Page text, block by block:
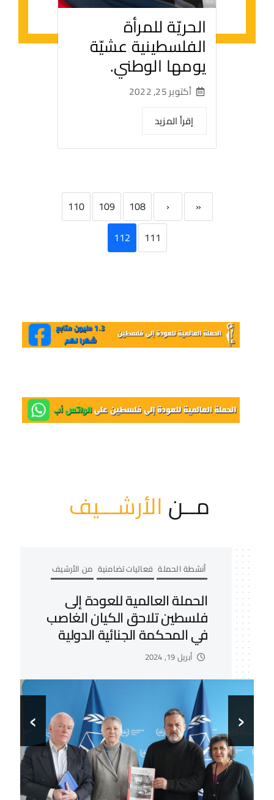
الحريّة للمرأة
الفلسطينية عشيّة
يومها الوطني.
أكتوبر 25, 2022
إقرأ المزيد
«
‹
108
109
110
111
112
مــنالأرشـــيف
أنشطة الحملة فعاليات تضامنية من الأرشيف
الحملة العالمية للعودة إلى
فلسطين تلاحق الكيان الغاصب
في المحكمة الجنائية الدولية
أبريل 19, 2024
‹
›